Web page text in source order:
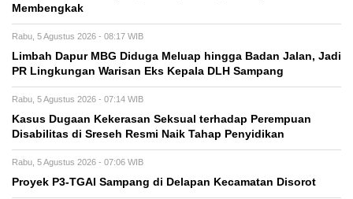
Membengkak
Rabu, 5 Agustus 2026 - 08:17 WIB
Limbah Dapur MBG Diduga Meluap hingga Badan Jalan, Jadi
PR Lingkungan Warisan Eks Kepala DLH Sampang
Rabu, 5 Agustus 2026 - 07:14 WIB
Kasus Dugaan Kekerasan Seksual terhadap Perempuan
Disabilitas di Sreseh Resmi Naik Tahap Penyidikan
Rabu, 5 Agustus 2026 - 07:06 WIB
Proyek P3-TGAI Sampang di Delapan Kecamatan Disorot